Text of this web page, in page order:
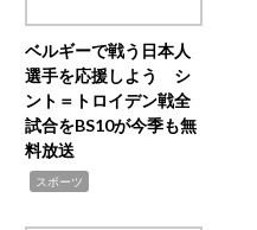
ベルギーで戦う日本人
選手を応援しよう シ
ント＝トロイデン戦全
試合をBS10が今季も無
料放送
スポーツ